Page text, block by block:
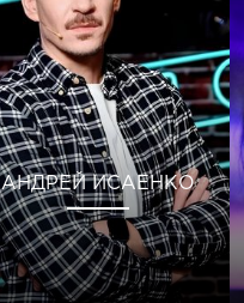
АНДРЕЙ ИСАЕНКО